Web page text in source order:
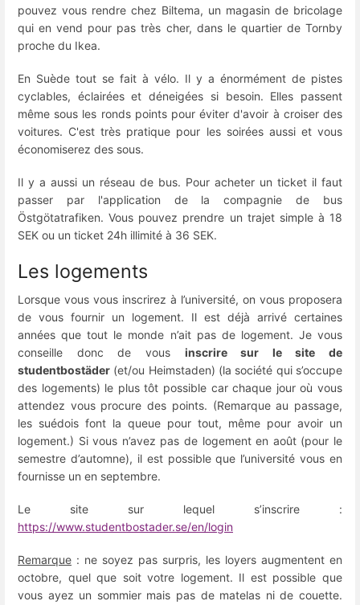
pouvez vous rendre chez Biltema, un magasin de bricolage
qui en vend pour pas très cher, dans le quartier de Tornby
proche du Ikea.
En Suède tout se fait à vélo. Il y a énormément de pistes
cyclables, éclairées et déneigées si besoin. Elles passent
même sous les ronds points pour éviter d'avoir à croiser des
voitures. C'est très pratique pour les soirées aussi et vous
économiserez des sous.
Il y a aussi un réseau de bus. Pour acheter un ticket il faut
passer par l'application de la compagnie de bus
Östgötatrafiken. Vous pouvez prendre un trajet simple à 18
SEK ou un ticket 24h illimité à 36 SEK.
Les logements
Lorsque vous vous inscrirez à l’université, on vous proposera
de vous fournir un logement. Il est déjà arrivé certaines
années que tout le monde n’ait pas de logement. Je vous
conseille donc de vous inscrire sur le site de
studentbostäder (et/ou Heimstaden) (la société qui s’occupe
des logements) le plus tôt possible car chaque jour où vous
attendez vous procure des points. (Remarque au passage,
les suédois font la queue pour tout, même pour avoir un
logement.) Si vous n’avez pas de logement en août (pour le
semestre d’automne), il est possible que l’université vous en
fournisse un en septembre.
Le site sur lequel s’inscrire :
https://www.studentbostader.se/en/login
Remarque : ne soyez pas surpris, les loyers augmentent en
octobre, quel que soit votre logement. Il est possible que
vous ayez un sommier mais pas de matelas ni de couette.